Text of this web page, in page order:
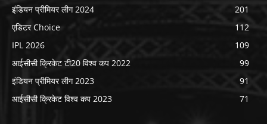
इंडियन प्रीमियर लीग 2024
201
एडिटर Choice
112
IPL 2026
109
आईसीसी क्रिकेट टी20 विश्व कप 2022
99
इंडियन प्रीमियर लीग 2023
91
आईसीसी क्रिकेट विश्व कप 2023
71